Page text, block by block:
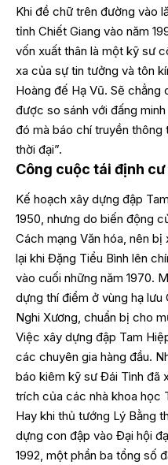
Khi đề chữ trên đường vào
tỉnh Chiết Giang vào năm
vốn xuất thân là một kỹ sư
xa của sự tin tưởng và tôn
Hoàng đế Hạ Vũ. Sẽ chẳng
được so sánh với đấng
đó mà báo chí truyền thông
thời đại”.
Công cuộc tái định
Kế hoạch xây dựng đập
1950, nhưng do biến động
Cách mạng Văn hóa, nên
lại khi Đặng Tiểu Bình lên
vào cuối những năm 1970.
dựng thí điểm ở vùng hạ
Nghi Xương, chuẩn bị cho
Việc xây dựng đập Tam
các chuyên gia hàng đầu.
báo kiêm kỹ sư Đái Tình đã
trích của các nhà khoa học
Hay khi thủ tướng Lý Bằng
dựng con đập vào Đại hội
1992, một phần ba tổng số